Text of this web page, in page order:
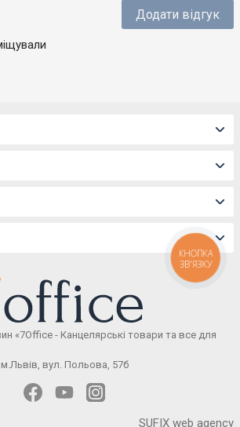
Додати відгук
«7Office - Канцелярські товари та все для
м.Львів, вул. Польова, 57б
SUFIX web agency
КНОПКА
ЗВ'ЯЗКУ